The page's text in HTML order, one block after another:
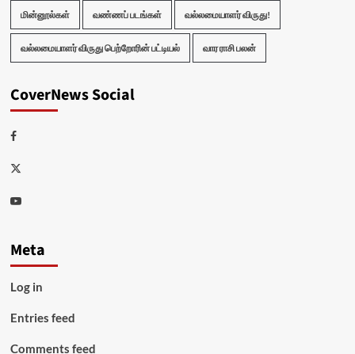
மின்னூல்கள் வண்ணப் படங்கள் வல்லமையாளர் விருது!
வல்லமையாளர் விருது பெற்றோரின் பட்டியல் வார ராசி பலன்
CoverNews Social
Facebook
Twitter
Youtube
Meta
Log in
Entries feed
Comments feed